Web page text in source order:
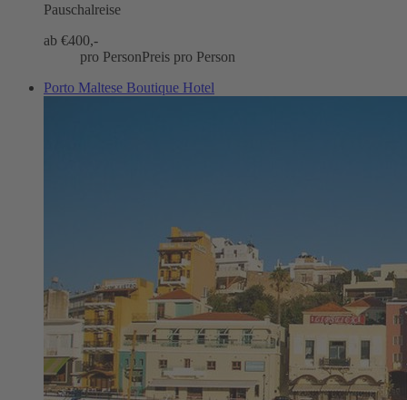
Pauschalreise
ab €400,-
pro PersonPreis pro Person
Porto Maltese Boutique Hotel